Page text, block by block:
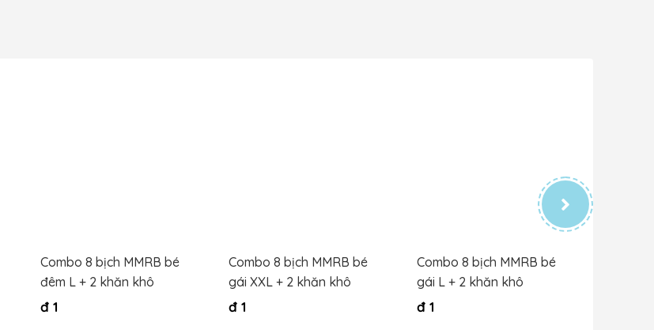
Combo 8 bịch MMRB bé
đêm L + 2 khăn khô
đ 1
Combo 8 bịch MMRB bé
gái XXL + 2 khăn khô
đ 1
Combo 8 bịch MMRB bé
gái L + 2 khăn khô
đ 1